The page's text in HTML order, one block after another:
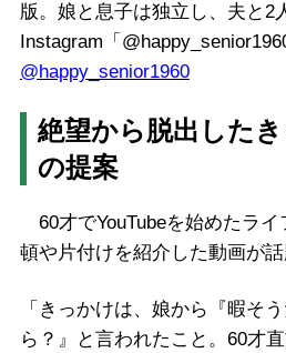
版。娘と息子は独立し、夫と2
Instagram「@happy_senior1960
@happy_senior1960
絶望から脱出した
の提案
60才でYouTubeを始めたラ
頓や片付けを紹介した動画が話
「きっかけは、娘から『暇そ
ら？』と言われたこと。60才